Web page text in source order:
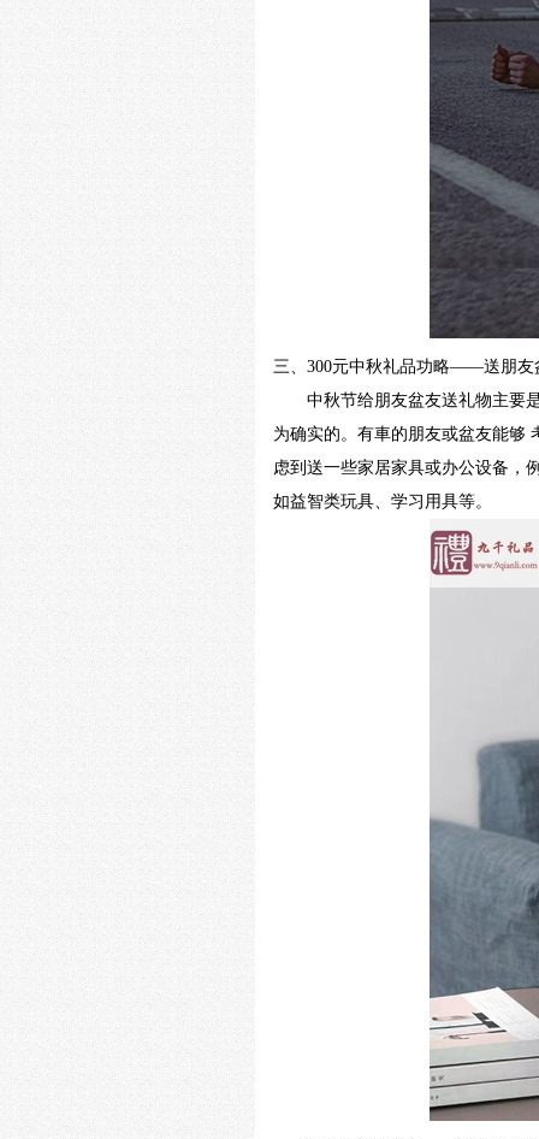
三、 300元中秋礼品功略——送朋友
中秋节给朋友盆友送礼物主要是
为确实的。有車的朋友或盆友能够
虑到送一些家居家具或办公设备，
如益智类玩具、学习用具等。